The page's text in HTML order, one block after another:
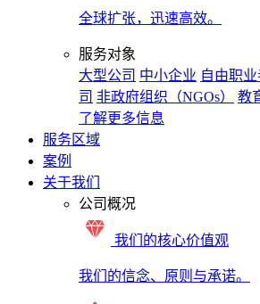
全球扩张，迅速高效。
服务对象
大型公司 中小企业 自由职
司 非政府组织（NGOs）
教
了解更多信息
服务区域
案例
关于我们
公司概况
我们的核心价值观
我们的信念、原则与承诺。